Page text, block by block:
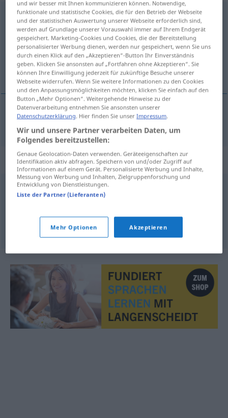
proklamieren
Übersicht aller Übersetzungen
(Für mehr Details die Übersetzung anklicken/antippen)
proklamirati, proglasiti
proklamirati,proglasiti proklamieren
Synonyme für "proklamieren"
ausrufen,bekanntgeben,mitteilen (lassen)
© OpenThesaurus.de
und wir besser mit Ihnen kommunizieren können. Notwendige,
funktionale und statistische Cookies, die für den Betrieb der Webseite
und der statistischen Auswertung unserer Webseite erforderlich sind,
werden auf Grundlage unserer Vorauswahl immer auf Ihrem Endgerät
gespeichert. Marketing-Cookies und Cookies, die der Bereitstellung
personalisierter Werbung dienen, werden nur gespeichert, wenn Sie uns
durch einen Klick auf den „Akzeptieren“-Button Ihr Einverständnis
geben. Klicken Sie ansonsten auf „Fortfahren ohne Akzeptieren“. Sie
können Ihre Einwilligung jederzeit für zukünftige Besuche unserer
Webseite widerrufen. Wenn Sie weitere Informationen zu den Cookies
und den Anpassungsmöglichkeiten möchten, klicken Sie einfach auf den
Button „Mehr Optionen“. Weitergehende Hinweise zu der
Datenverarbeitung entnehmen Sie ansonsten unserer
Datenschutzerklärung. Hier finden Sie unserImpressum.
Wir und unsere Partner verarbeiten Daten, um
Folgendes bereitzustellen:
Genaue Geolocation-Daten verwenden. Geräteeigenschaften zur
Identifikation aktiv abfragen. Speichern von und/oder Zugriff auf
Informationen auf einem Gerät. Personalisierte Werbung und Inhalte,
Messung von Werbung und Inhalten, Zielgruppenforschung und
Entwicklung von Dienstleistungen.
Liste der Partner (Lieferanten)
Mehr Optionen Akzeptieren